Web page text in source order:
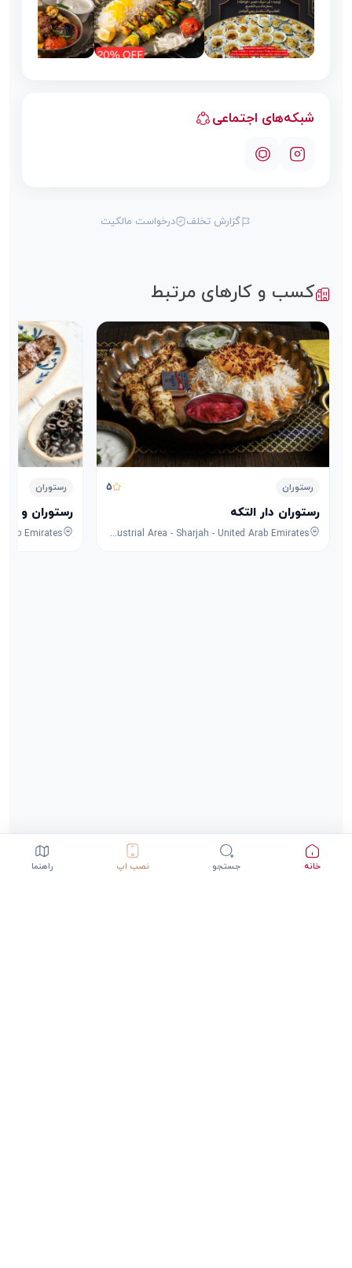
شبکه‌های اجتماعی
گزارش تخلف درخواست مالکیت
کسب و کارهای مرتبط
رستوران 5
رستوران دار التکه
8F53+FPG - University City Rd - Muwaileh Commercial - Industrial Area - Sharjah - United Arab Emirates
رستوران
رستوران و
خانه جستجو نصب اپ راهنما